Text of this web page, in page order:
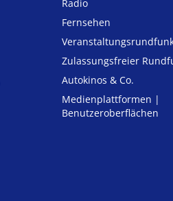
Radio
Fernsehen
Zulassungs­freier
Autokinos & Co.
Medienplattformen |
Benutzeroberflächen